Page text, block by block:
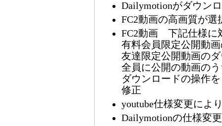
Dailymotionがダウン
FC2動画の高画質が
FC2動画 下記仕様に
有料会員限定公開動
友達限定公開動画の
全員に公開の動画の
ダウンロードの操作
修正
youtube仕様変更によ
Dailymotionの仕様変